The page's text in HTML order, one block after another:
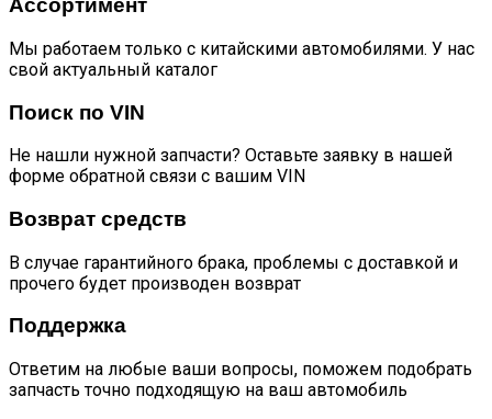
Ассортимент
Мы работаем только с китайскими автомобилями. У нас
свой актуальный каталог
Поиск по VIN
Не нашли нужной запчасти? Оставьте заявку в нашей
форме обратной связи с вашим VIN
Возврат средств
В случае гарантийного брака, проблемы с доставкой и
прочего будет производен возврат
Поддержка
Ответим на любые ваши вопросы, поможем подобрать
запчасть точно подходящую на ваш автомобиль